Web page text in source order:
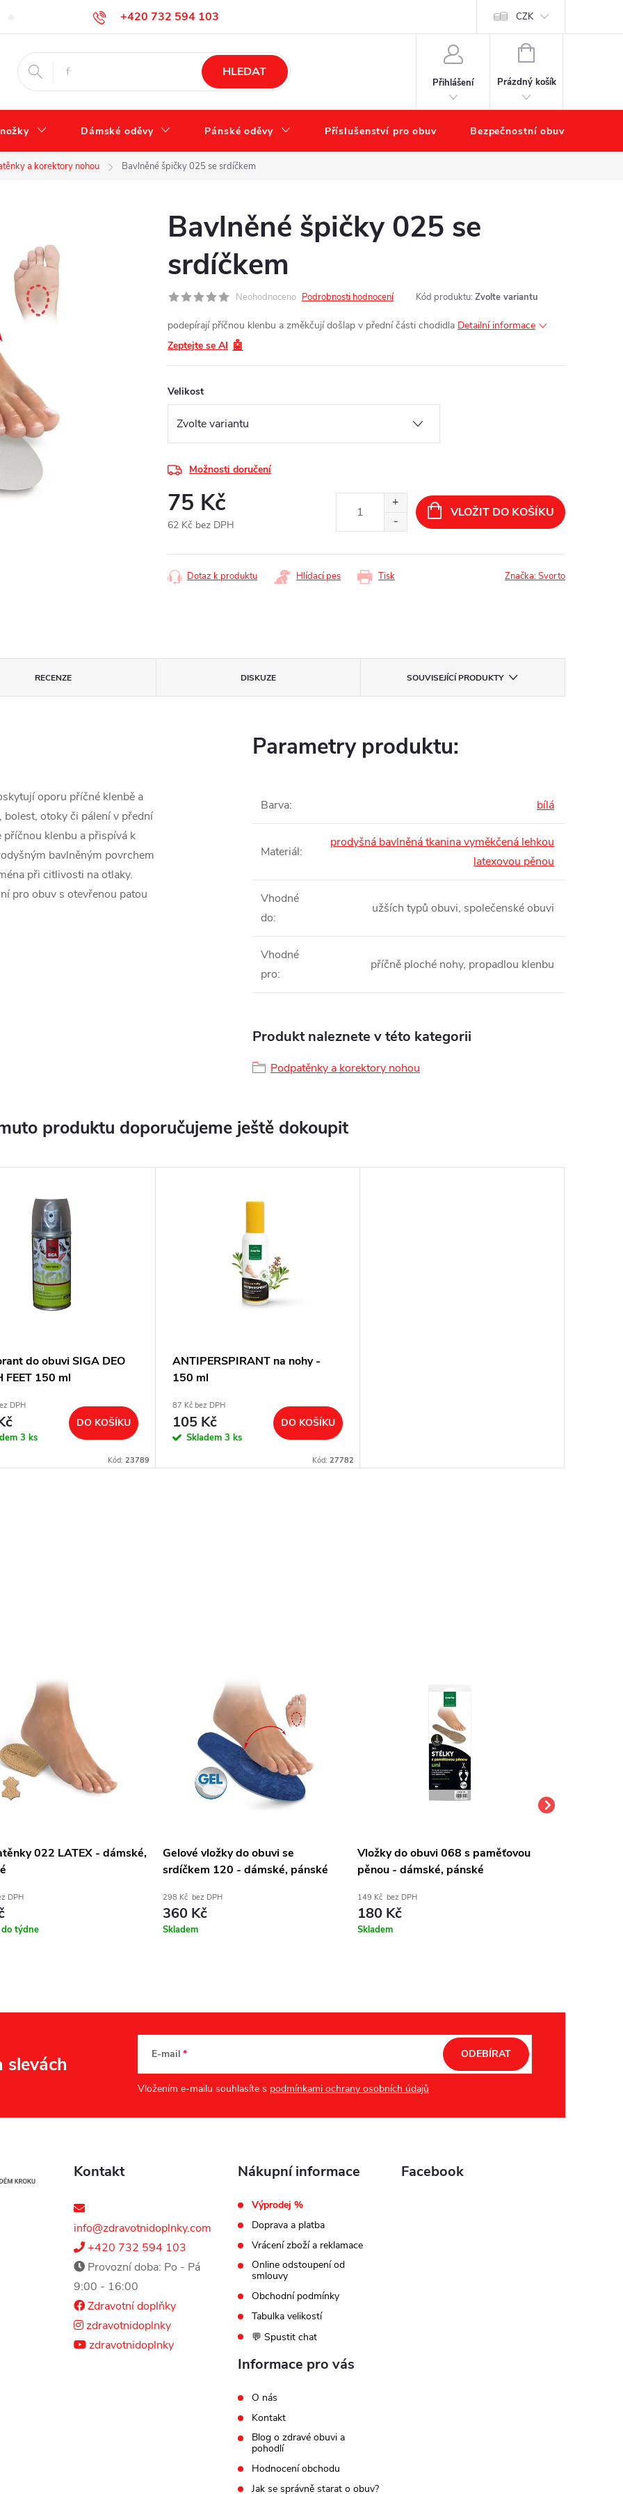
+420 732 594 103
info@zdravotnidoplnky.com
Jak se správně starat o obuv? Obchodní podmínky
CZK
HLEDAT
Přihlášení
NÁKUPNÍ
Prázdný košík
Dámské oděvy Pánské oděvy Příslušenství pro obuv Bezpečnostní obuv
a korektory nohou Bavlněné špičky 025 se srdíčkem
Bavlněné špičky 025 se
srdíčkem
Neohodnoceno Podrobnosti hodnocení Kód produktu: Zvolte variantu
podepírají příčnou klenbu a změkčují došlap v přední části chodidla Detailní informace
Zeptejte se AI 🤖
Velikost
Možnosti doručení
75 Kč
62 Kč bez DPH
cena:
VLOŽIT DO KOŠÍKU
Tisk
Dotaz k produktu Hlídací pes Značka:Svorto
RECENZE DISKUZE SOUVISEJÍCÍ PRODUKTY
oporu příčné klenbě a
otoky či pálení v přední
klenbu a přispívá k
bavlněným povrchem
při citlivosti na otlaky.
pro obuv s otevřenou patou
Parametry produktu:
Barva: bílá
Materiál:
prodyšná bavlněná tkanina vyměkčená lehkou
latexovou pěnou
Vhodné
do:
užších typů obuvi, společenské obuvi
Vhodné
pro:
příčně ploché nohy, propadlou klenbu
Produkt naleznete v této kategorii
Podpatěnky a korektory nohou
produktu doporučujeme ještě dokoupit
do obuvi SIGA DEO
FEET 150 ml
DPH
3 ks
DO KOŠÍKU
Kód: 23789
ANTIPERSPIRANT na nohy -
150 ml
87 Kč bez DPH
105 Kč
Skladem 3 ks
DO KOŠÍKU
Kód: 27782
022 LATEX - dámské,
DPH
týdne
Gelové vložky do obuvi se
srdíčkem 120 - dámské, pánské
298 Kč bez DPH
360 Kč
Skladem
Vložky do obuvi 068 s paměťovou
pěnou - dámské, pánské
149 Kč bez DPH
180 Kč
Skladem
slevách E-mail
Vložením e-mailu souhlasíte s podmínkami ochrany osobních údajů
ODEBÍRAT
Kontakt
info@zdravotnidoplnky.com
+420 732 594 103
Provozní doba: Po - Pá
9:00 - 16:00
Zdravotní doplňky
zdravotnidoplnky
zdravotnidoplnky
Nákupní informace
Výprodej %
Doprava a platba
Vrácení zboží a reklamace
Online odstoupení od
smlouvy
Obchodní podmínky
Tabulka velikostí
💬 Spustit chat
Informace pro vás
O nás
Kontakt
Blog o zdravé obuvi a
pohodlí
Hodnocení obchodu
Jak se správně starat o obuv?
Facebook